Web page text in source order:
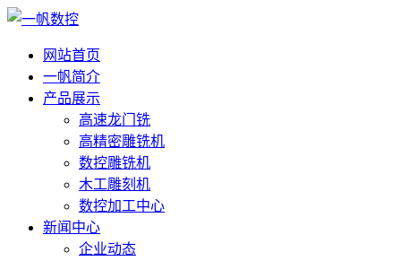
网站首页
一帆简介
产品展示
高速龙门铣
高精密雕铣机
数控雕铣机
木工雕刻机
数控加工中心
新闻中心
企业动态